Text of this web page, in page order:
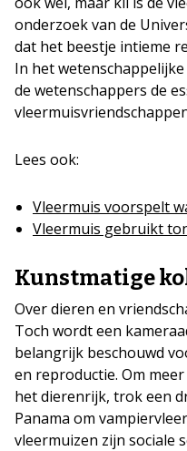
onderzoek van de
dat het beestje intieme
In het wetenschappelijke
de wetenschappers de
Lees ook:
Vleermuis voorspelt
Vleermuis gebruikt
Kunstmatige
Over dieren en
Toch wordt een
belangrijk beschouwd
en reproductie. Om
het dierenrijk, trok een
Panama om
vleermuizen zijn sociale